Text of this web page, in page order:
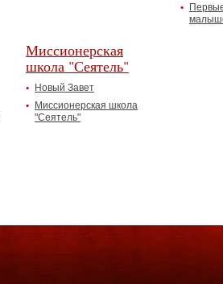
Миссионерская
школа "Сеятель"
Новый Завет
Миссионерская школа
"Сеятель"